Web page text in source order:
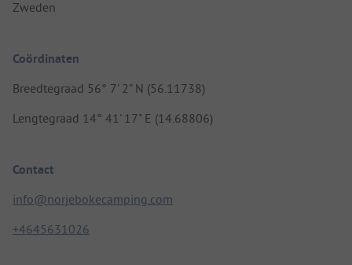
Zweden
Coördinaten
Breedtegraad 56° 7' 2" N (56.11738)
Lengtegraad 14° 41' 17" E (14.68806)
Contact
info@norjebokecamping.com
+4645631026